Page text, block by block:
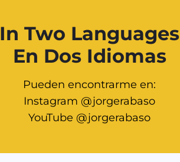
In Two Languages
En Dos Idiomas
Pueden encontrarme en:
Instagram @jorgerabaso
YouTube @jorgerabaso